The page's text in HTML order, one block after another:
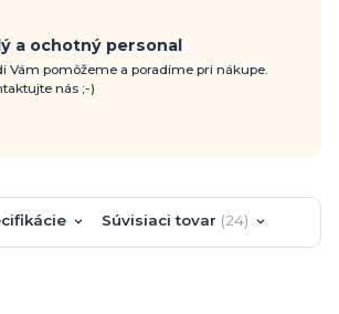
a ochotný personal
Vám pomôžeme a poradíme pri nákupe.
nás ;-)
Súvisiaci tovar 24